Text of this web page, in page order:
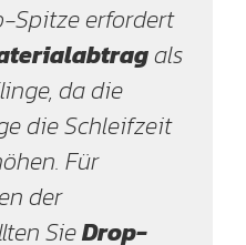
Spitze erfordert
als
da die
die Schleifzeit
Für
der
SieDrop-